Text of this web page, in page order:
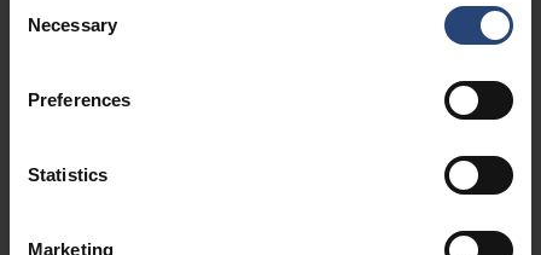
Selection
Necessary
Preferences
Statistics
Marketing
UW VRAAG